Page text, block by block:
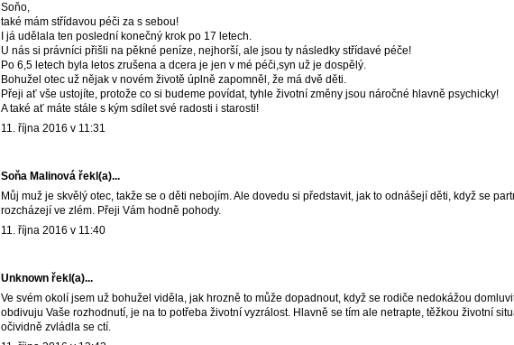
Soňo,
také mám střídavou péči za s sebou!
I já udělala ten poslední konečný krok po 17 letech.
U nás si právníci přišli na pěkné peníze, nejhorší, ale jsou ty následky střídavé péče!
Po 6,5 letech byla letos zrušena a dcera je jen v mé péči,syn už je dospělý.
Bohužel otec už nějak v novém životě úplně zapomněl, že má dvě děti.
Přeji ať vše ustojíte, protože co si budeme povídat, tyhle životní změny jsou náročné hlavně psychicky!
A také ať máte stále s kým sdílet své radosti i starosti!
11. října 2016 v 11:31
Soňa Malinová řekl(a)...
Můj muž je skvělý otec, takže se o děti nebojím. Ale dovedu si představit, jak to odnášejí děti, když se
rozcházejí ve zlém. Přeji Vám hodně pohody.
11. října 2016 v 11:40
Unknown řekl(a)...
Ve svém okolí jsem už bohužel viděla, jak hrozně to může dopadnout, když se rodiče nedokážou
obdivuju Vaše rozhodnutí, je na to potřeba životní vyzrálost. Hlavně se tím ale netrapte, těžkou životní
očividně zvládla se ctí.